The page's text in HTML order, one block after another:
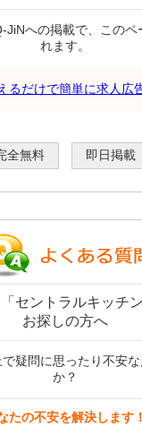
JiNへの掲載で、このペ
れます。
るだけで簡単に求人広
全無料 即日掲載
セントラルキッチ
お探しの方へ
疑問に思ったり不安
か？
たの不安を解決します！